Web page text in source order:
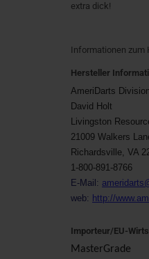
extra dick!
Informationen zum
Hersteller
AmeriDarts Division
David Holt
Livingston
21009 Walkers
Richardsville, VA
1-800-891-8766
E-Mail:
web: http://
Importeur/EU-
MasterGrade